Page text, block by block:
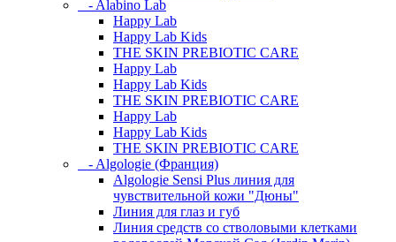
- Alabino Lab
Happy Lab
Happy Lab Kids
THE SKIN PREBIOTIC CARE
Happy Lab
Happy Lab Kids
THE SKIN PREBIOTIC CARE
Happy Lab
Happy Lab Kids
THE SKIN PREBIOTIC CARE
- Algologie (Франция)
Algologie Sensi Plus линия для
чувcтвительной кожи "Дюны"
Линия для глаз и губ
Линия средств со стволовыми клетками